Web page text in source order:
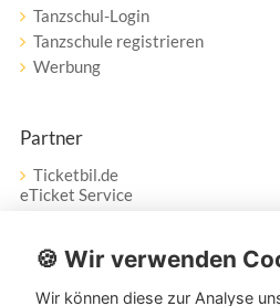
Tanzschul-Login
Tanzschule registrieren
Werbung
Partner
Ticketbil.de
eTicket Service
Vertrag widerrufen
🍪 Wir verwenden
Wir können diese zur Analyse